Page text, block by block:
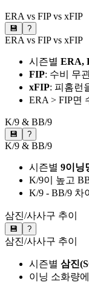
ERA vs FIP vs xFIP
💾 ?
ERA vs FIP vs xFIP
시즌별 ERA,
FIP: 수비 무
xFIP: 피홈런
ERA > FIP면
K/9 & BB/9
💾 ?
K/9 & BB/9
시즌별 9이닝
K/9이 높고
K/9 - BB/9 차
삼진/사사구 추이
💾 ?
삼진/사사구 추이
시즌별 삼진
이닝 소화량